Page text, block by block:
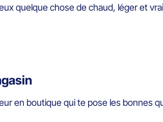
quelque chose de chaud, léger et
en boutique qui te pose les bonnes